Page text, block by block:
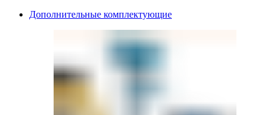
Дополнительные комплектующие